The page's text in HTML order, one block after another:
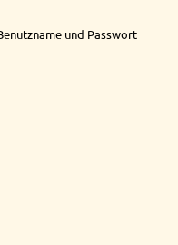
und Passwort